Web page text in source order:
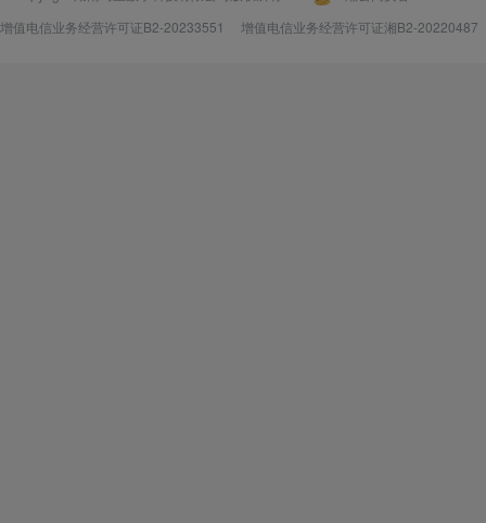
增值电信业务经营许可证B2-20233551
增值电信业务经营许可证湘B2-20220487